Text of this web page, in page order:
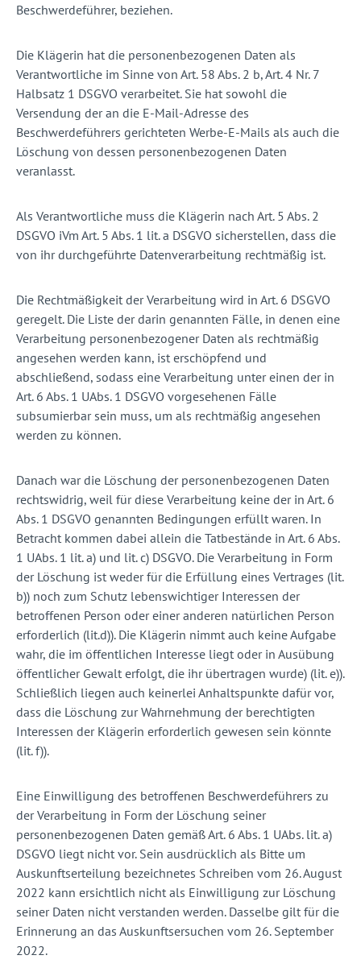
Beschwerdeführer, beziehen.
Die Klägerin hat die personenbezogenen Daten als
Verantwortliche im Sinne von Art. 58 Abs. 2 b, Art. 4 Nr. 7
Halbsatz 1 DSGVO verarbeitet. Sie hat sowohl die
Versendung der an die E-Mail-Adresse des
Beschwerdeführers gerichteten Werbe-E-Mails als auch die
Löschung von dessen personenbezogenen Daten
veranlasst.
Als Verantwortliche muss die Klägerin nach Art. 5 Abs. 2
DSGVO iVm Art. 5 Abs. 1 lit. a DSGVO sicherstellen, dass die
von ihr durchgeführte Datenverarbeitung rechtmäßig ist.
Die Rechtmäßigkeit der Verarbeitung wird in Art. 6 DSGVO
geregelt. Die Liste der darin genannten Fälle, in denen eine
Verarbeitung personenbezogener Daten als rechtmäßig
angesehen werden kann, ist erschöpfend und
abschließend, sodass eine Verarbeitung unter einen der in
Art. 6 Abs. 1 UAbs. 1 DSGVO vorgesehenen Fälle
subsumierbar sein muss, um als rechtmäßig angesehen
werden zu können.
Danach war die Löschung der personenbezogenen Daten
rechtswidrig, weil für diese Verarbeitung keine der in Art. 6
Abs. 1 DSGVO genannten Bedingungen erfüllt waren. In
Betracht kommen dabei allein die Tatbestände in Art. 6 Abs.
1 UAbs. 1 lit. a) und lit. c) DSGVO. Die Verarbeitung in Form
der Löschung ist weder für die Erfüllung eines Vertrages (lit.
b)) noch zum Schutz lebenswichtiger Interessen der
betroffenen Person oder einer anderen natürlichen Person
erforderlich (lit.d)). Die Klägerin nimmt auch keine Aufgabe
wahr, die im öffentlichen Interesse liegt oder in Ausübung
öffentlicher Gewalt erfolgt, die ihr übertragen wurde) (lit. e)).
Schließlich liegen auch keinerlei Anhaltspunkte dafür vor,
dass die Löschung zur Wahrnehmung der berechtigten
Interessen der Klägerin erforderlich gewesen sein könnte
(lit. f)).
Eine Einwilligung des betroffenen Beschwerdeführers zu
der Verarbeitung in Form der Löschung seiner
personenbezogenen Daten gemäß Art. 6 Abs. 1 UAbs. lit. a)
DSGVO liegt nicht vor. Sein ausdrücklich als Bitte um
Auskunftserteilung bezeichnetes Schreiben vom 26. August
2022 kann ersichtlich nicht als Einwilligung zur Löschung
seiner Daten nicht verstanden werden. Dasselbe gilt für die
Erinnerung an das Auskunftsersuchen vom 26. September
2022.